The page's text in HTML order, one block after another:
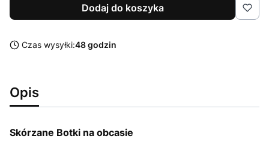
Dodaj do koszyka
Czas wysyłki:48 godzin
Opis
Skórzane Botki na obcasie